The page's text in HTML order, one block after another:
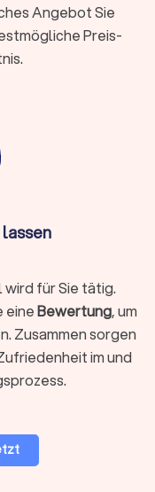
und
Übergabe der alten
Überschneidung
Kleiderboxen,
des
Terminen,
hohen Etagen,
oder
ein
Angebot Sie
Preis-
für Sie tätig.
eineBewertung, um
Zusammen sorgen
im und